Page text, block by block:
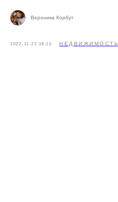
Вероника Корбут
2022-11-22 19:15 НЕДВИЖИМОСТЬ